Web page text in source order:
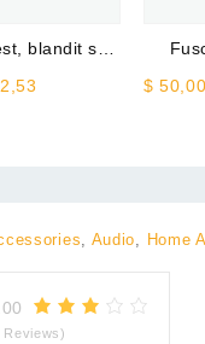
blandit sed
$ 50,00
Audio Home
Reviews)